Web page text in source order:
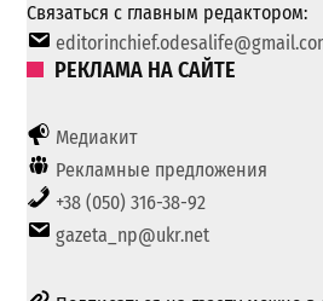
Связаться с главным редактором:
РЕКЛАМА НА САЙТЕ
Медиакит
Рекламные предложения
+38 (050) 316-38-92
gazeta_np@ukr.net